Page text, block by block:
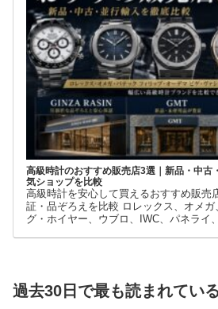
高級時計のおすすめ販売店3選｜新品・中古
気ショップを比較
高級時計を安心して買えるおすすめ販売
証・品ぞろえを比較 ロレックス、オメガ
グ・ホイヤー、ウブロ、IWC、パネライ
過去30日で最も読まれてい